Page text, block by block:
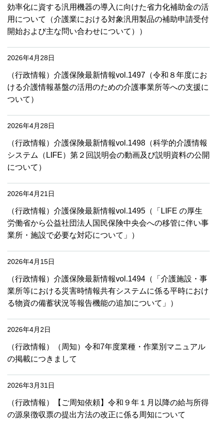
効率化に資する汎用機器の導入に向けた省力化補助金の活
用について（介護業における対象汎用製品の補助申請受付
開始および主な問い合わせについて））
2026年4月28日
（行政情報）介護保険最新情報vol.1497（令和８年度にお
ける介護情報基盤の活用のための介護事業所等への支援に
ついて）
2026年4月28日
（行政情報）介護保険最新情報vol.1498（科学的介護情報
システム（LIFE）第２回説明会の動画及び説明資料の公開
について）
2026年4月21日
（行政情報）介護保険最新情報vol.1495（「LIFE の厚生
労働省から公益社団法人国民保険中央会への移管に伴い事
業所・施設で必要な対応について」）
2026年4月15日
（行政情報）介護保険最新情報vol.1494（「介護施設・事
業所等における災害時情報共有システムに係る平時におけ
る物資の備蓄状況等報告機能の追加について」）
2026年4月2日
（行政情報）（周知）令和7年度業種・作業別マニュアル
の掲載につきまして
2026年3月31日
（行政情報）【ご周知依頼】令和９年１月以降の給与所得
の源泉徴収票の提出方法の改正に係る周知について